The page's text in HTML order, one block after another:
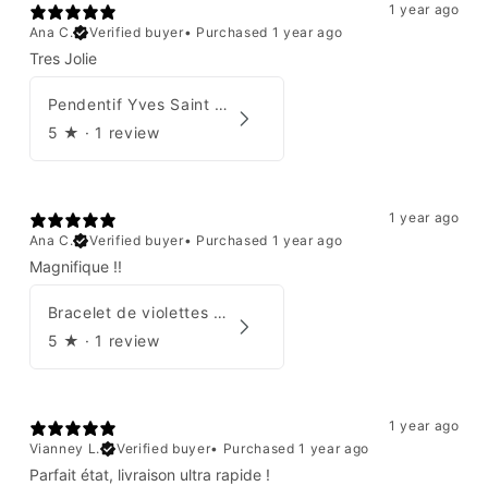
1 year ago
Ana C.
Verified buyer• Purchased 1 year ago
Tres Jolie
Pendentif Yves Saint Laurent
5 ★ · 1 review
1 year ago
Ana C.
Verified buyer• Purchased 1 year ago
Magnifique !!
Bracelet de violettes Augustine
5 ★ · 1 review
1 year ago
Vianney L.
Verified buyer• Purchased 1 year ago
Parfait état, livraison ultra rapide !